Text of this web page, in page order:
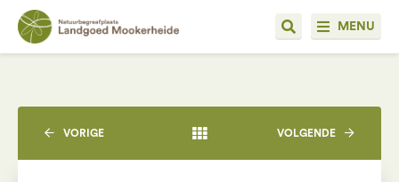
MENU
VORIGE VOLGENDE